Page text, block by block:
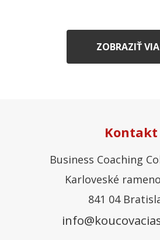
ZOBRAZIŤ
Kontakt
Business Coaching
Karloveské
841 04